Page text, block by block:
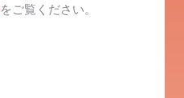
をご覧ください。